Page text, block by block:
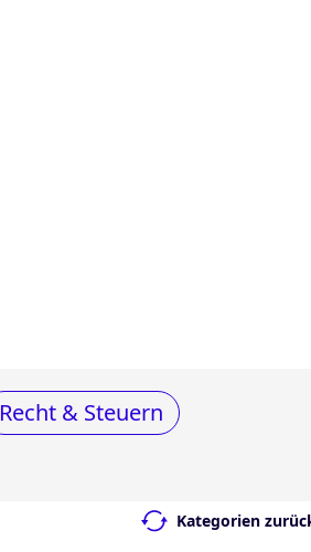
Recht & Steuern
Kategorien